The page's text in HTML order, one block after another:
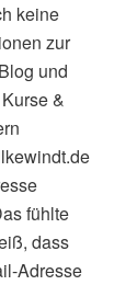
keine
zur
und
&
fühlte
dass
Adresse